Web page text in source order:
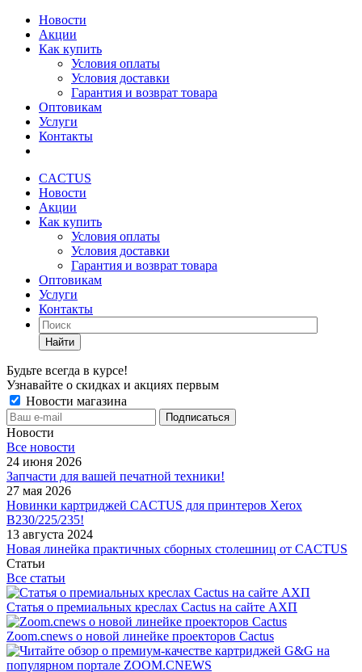
Новости
Акции
Как купить
Условия оплаты
Условия доставки
Гарантия и возврат товара
Оптовикам
Услуги
Контакты
CACTUS
Новости
Акции
Как купить
Условия оплаты
Условия доставки
Гарантия и возврат товара
Оптовикам
Услуги
Контакты
Найти
Будьте всегда в курсе!
Узнавайте о скидках и акциях первым
Новости магазина
Новости
Все новости
24 июня 2026
Запчасти для вашей печатной техники!
27 мая 2026
Новинки картриджей CACTUS для принтеров Xerox
B230/225/235!
13 августа 2024
Новая линейка практичных сборных столешниц от CACTUS
Статьи
Все статьи
Статья о премиальных креслах Cactus на сайте АХП
Zoom.cnews о новой линейке проекторов Cactus